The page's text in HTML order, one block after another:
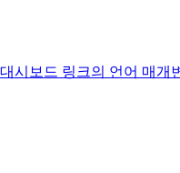
시보드 링크의 언어 매개